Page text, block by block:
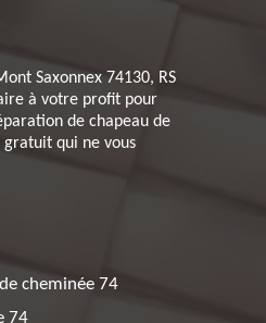
Saxonnex 74130, RS
à votre profit pour
de chapeau de
gratuit qui ne vous
cheminée 74
74